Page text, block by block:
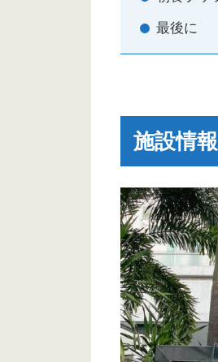
最後に
施設情報